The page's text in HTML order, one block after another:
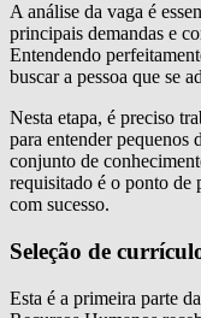
A análise da vaga é
principais demandas e
Entendendo
buscar a pessoa que se
Nesta etapa, é preciso
para entender pequenos
conjunto de
requisitado é o ponto de
com sucesso.
Seleção de
Esta é a primeira parte